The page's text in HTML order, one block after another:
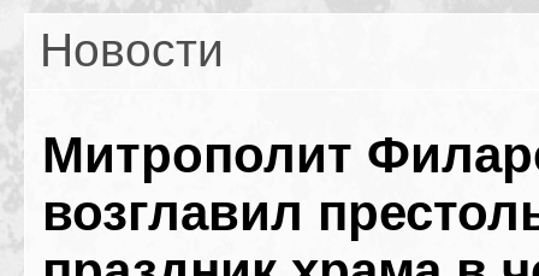
Новости
Митрополит
возглавил